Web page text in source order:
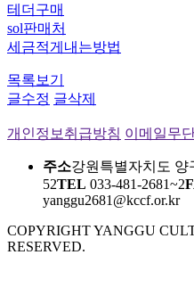
테더구매
sol판매처
세금적게내는방법
목록보기
글수정 글삭제
개인정보취급방침 이메일무
주소강원특별자치도 양
52TEL 033-481-2681~2
yanggu2681@kccf.or.kr
COPYRIGHT YANGGU
RESERVED.